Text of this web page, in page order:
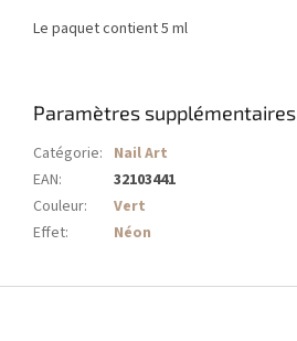
Le paquet contient 5 ml
Paramètres supplémentaires
Catégorie: Nail Art
EAN:
32103441
Couleur:
Vert
Effet: Néon